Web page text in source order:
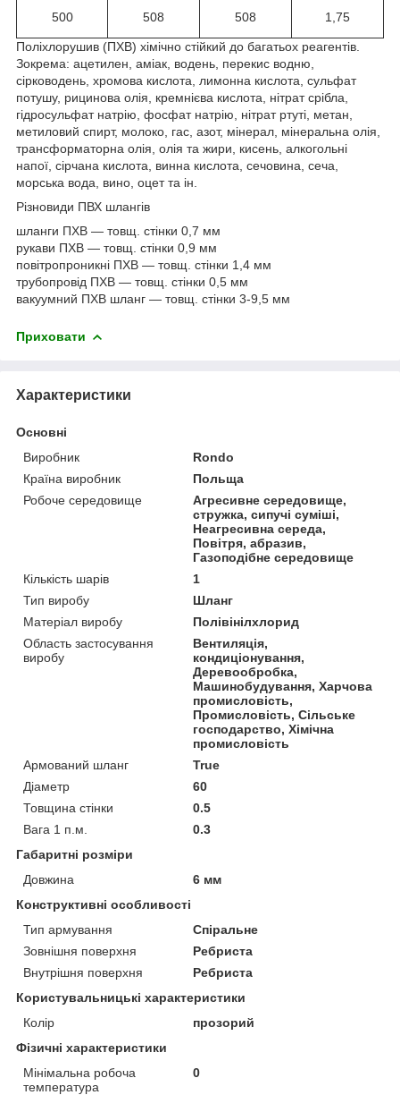
500 508 508 1,75
Поліхлорушив (ПХВ) хімічно стійкий до багатьох реагентів.
Зокрема: ацетилен, аміак, водень, перекис водню,
сірководень, хромова кислота, лимонна кислота, сульфат
потушу, рицинова олія, кремнієва кислота, нітрат срібла,
гідросульфат натрію, фосфат натрію, нітрат ртуті, метан,
метиловий спирт, молоко, гас, азот, мінерал, мінеральна олія,
трансформаторна олія, олія та жири, кисень, алкогольні
напої, сірчана кислота, винна кислота, сечовина, сеча,
морська вода, вино, оцет та ін.
Різновиди ПВХ шлангів
шланги ПХВ — товщ. стінки 0,7 мм
рукави ПХВ — товщ. стінки 0,9 мм
повітропроникні ПХВ — товщ. стінки 1,4 мм
трубопровід ПХВ — товщ. стінки 0,5 мм
вакуумний ПХВ шланг — товщ. стінки 3-9,5 мм
Приховати
Характеристики
Основні
Виробник
Rondo
Країна виробник
Польща
Робоче середовище
Агресивне середовище,
стружка, сипучі суміші,
Неагресивна середа,
Повітря, абразив,
Газоподібне середовище
Кількість шарів
1
Тип виробу
Шланг
Матеріал виробу
Полівінілхлорид
Область застосування
виробу
Вентиляція,
кондиціонування,
Деревообробка,
Машинобудування, Харчова
промисловість,
Промисловість, Сільське
господарство, Хімічна
промисловість
Армований шланг
True
Діаметр
60
Товщина стінки
0.5
Вага 1 п.м.
0.3
Габаритні розміри
Довжина
6 мм
Конструктивні особливості
Тип армування
Спіральне
Зовнішня поверхня
Ребриста
Внутрішня поверхня
Ребриста
Користувальницькі характеристики
Колір
прозорий
Фізичні характеристики
Мінімальна робоча
температура
0